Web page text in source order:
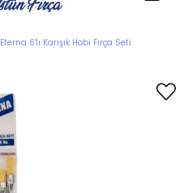
Eterna 6'lı Karışık Hobi Fırça Seti